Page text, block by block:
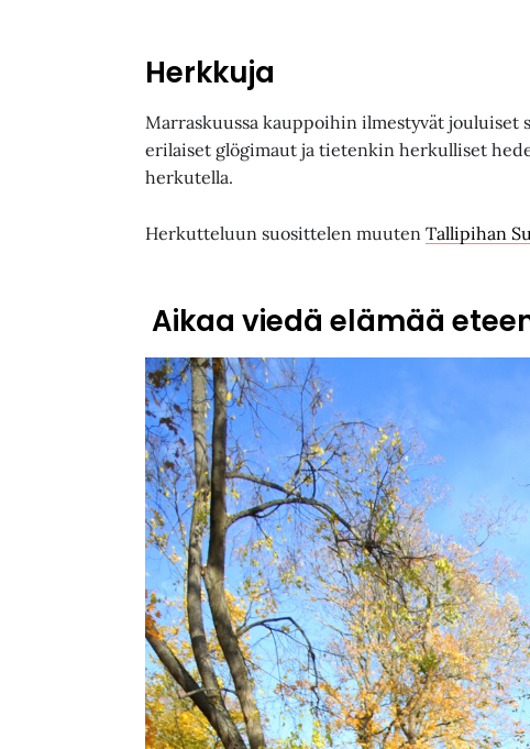
Herkkuja
Marraskuussa kauppoihin ilmestyvät jouluiset
erilaiset glögimaut ja tietenkin herkulliset
herkutella.
Herkutteluun suosittelen muuten Tallipihan
Aikaa viedä elämää